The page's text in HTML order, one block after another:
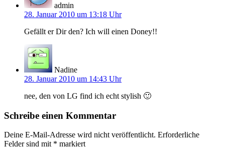
admin
28. Januar 2010 um 13:18 Uhr
Gefällt er Dir den? Ich will einen Doney!!
Nadine
28. Januar 2010 um 14:43 Uhr
nee, den von LG find ich echt stylish 🙂
Schreibe einen Kommentar
Deine E-Mail-Adresse wird nicht veröffentlicht. Erforderliche
Felder sind mit * markiert